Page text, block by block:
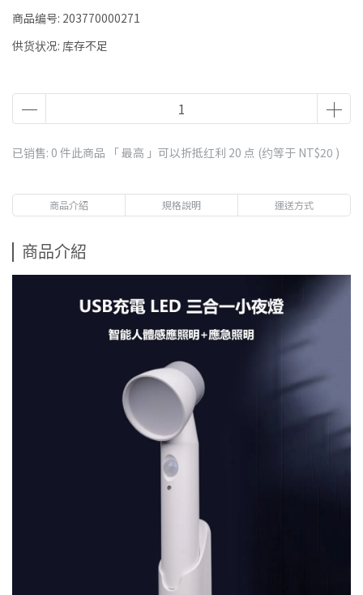
商品编号: 203770000271
供货状况: 库存不足
已销售: 0 件此商品 「 最高 」可以折抵红利 20 点 (约等于 NT$20 )
商品介紹 規格說明 運送方式
商品介紹